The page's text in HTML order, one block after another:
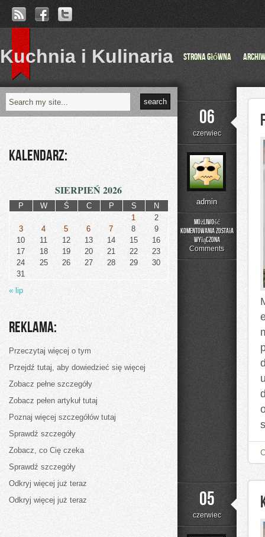
Kuchnia i Kulinaria Strona główna
06
czerwiec
admin
Możliwość
komentowania
Fotografia
została
wyłączona
Comments
05
czerwiec
Kalendarz:
SIERPIEŃ 2026
P W Ś C P S
N
1
2
3
4 5 6 7 8
9
10
11 12 13 14 15
16
17
18 19 20 21 22
23
24
25 26 27 28 29
30
31
« lip
Reklama:
Przeczytaj więcej o tym
Przejdź tutaj, aby dowiedzieć się więcej
Zobacz pełne szczegóły
Zobacz pełen artykuł tutaj
Poznaj więcej szczegółów tutaj
Sprawdź szczegóły
Zobacz, co Cię czeka
Sprawdź szczegóły
Odkryj więcej już teraz
Odkryj więcej już teraz